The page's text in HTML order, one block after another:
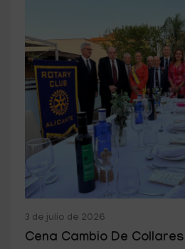
3 de julio de 2026
Cena Cambio De